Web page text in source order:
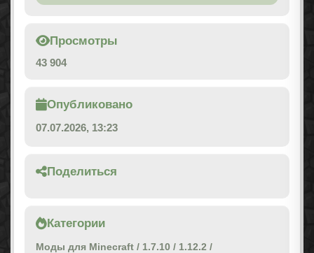
Просмотры
43 904
Опубликовано
07.07.2026, 13:23
Поделиться
Категории
Моды для Minecraft / 1.7.10 / 1.12.2 /